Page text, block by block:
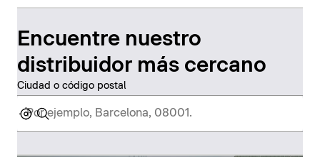
Encuentre nuestro
distribuidor más cercano
Ciudad o código postal